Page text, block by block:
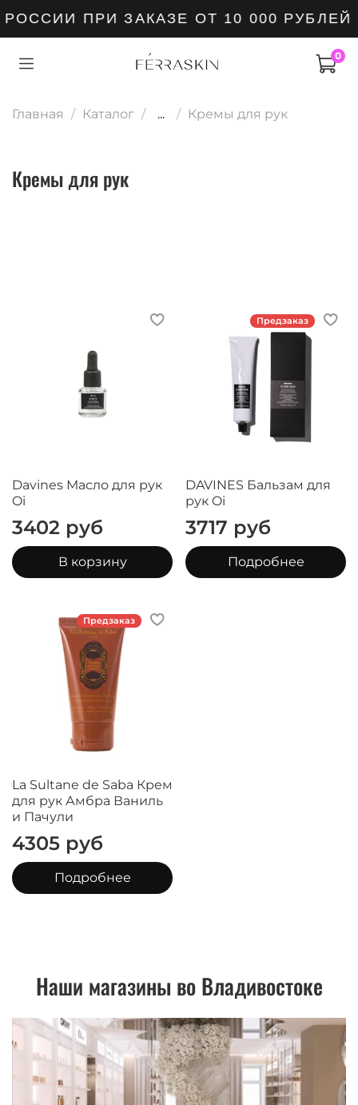
ПРИ ЗАКАЗЕ ОТ 10 000 РУБЛЕЙ
0
Главная Каталог ... Кремы для рук
Кремы для рук
Davines Масло для рук
Oi
3402 руб
В корзину
Предзаказ
DAVINES Бальзам для
рук Oi
3717 руб
Подробнее
Предзаказ
La Sultane de Saba Крем
для рук Амбра Ваниль
и Пачули
4305 руб
Подробнее
Наши магазины во Владивостоке